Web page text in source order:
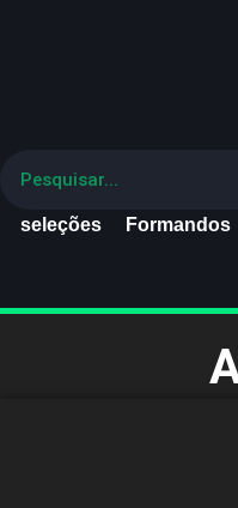
seleções Formandos